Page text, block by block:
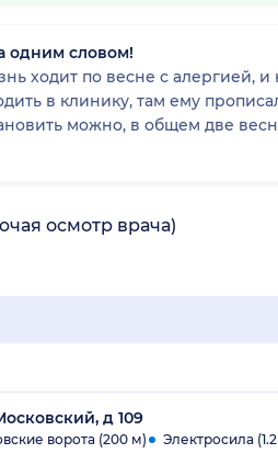
одним словом!
ходит по весне с алергией,
в клинику, там ему
можно, в общем две
осмотр врача)
д 109
ворота (200 м) Электросила